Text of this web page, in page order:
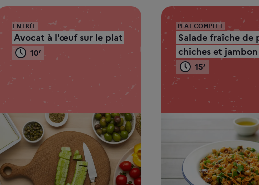
ENTRÉE
Avocat à l'œuf sur le plat
10’
PLAT COMPLET
Salade fraîche de
chiches et jambon
15’